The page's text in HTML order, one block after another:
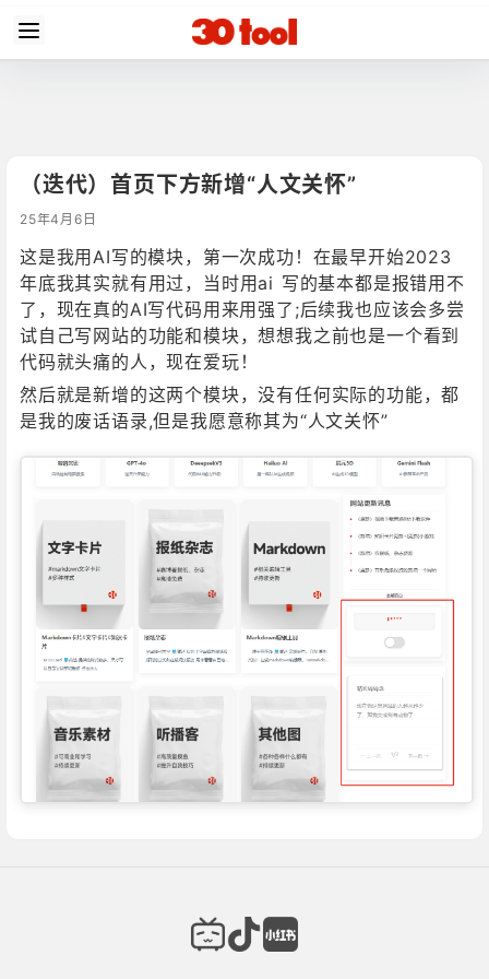
（迭代）首页下方新增“人文关怀”
25年4月6日
这是我用AI写的模块，第一次成功！在最早开始2023
年底我其实就有用过，当时用ai 写的基本都是报错用不
了，现在真的AI写代码用来用强了;后续我也应该会多尝
试自己写网站的功能和模块，想想我之前也是一个看到
代码就头痛的人，现在爱玩！
然后就是新增的这两个模块，没有任何实际的功能，都
是我的废话语录,但是我愿意称其为“人文关怀”